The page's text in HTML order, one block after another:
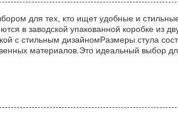
для тех, кто ищет удобные и
в заводской упакованной коробке из
с стильным дизайномРазмеры стула
материалов.Это идеальный выбор